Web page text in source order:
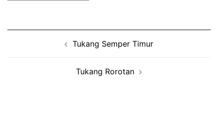
navigation Tukang Semper Timur
Tukang Rorotan